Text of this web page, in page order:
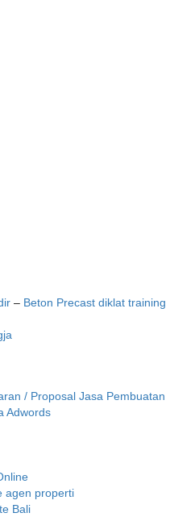
– Beton Precast diklat training
/ Proposal Jasa Pembuatan
Adwords
agen properti
Bali